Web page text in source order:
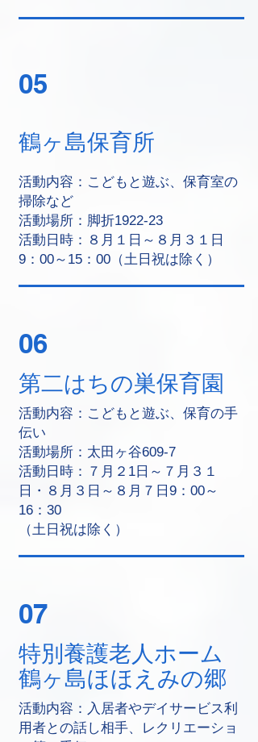
05
鶴ヶ島保育所
活動内容：こどもと遊ぶ、保育室の
掃除など
活動場所：脚折1922-23
活動日時：８月１日～８月３１日
9：00～15：00（土日祝は除く）
06
第二はちの巣保育園
活動内容：こどもと遊ぶ、保育の手
伝い
活動場所：太田ヶ谷609-7
活動日時：７月２1日～７月３１
日・８月３日～８月７日9：00～
16：30
（土日祝は除く）
07
特別養護老人ホーム
鶴ヶ島ほほえみの郷
活動内容：入居者やデイサービス利
用者との話し相手、レクリエーショ